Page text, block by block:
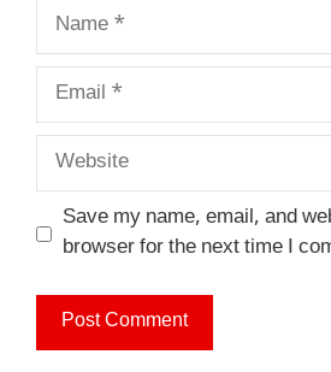
Name
Email
Website
Save my name, email, and
browser for the next time I